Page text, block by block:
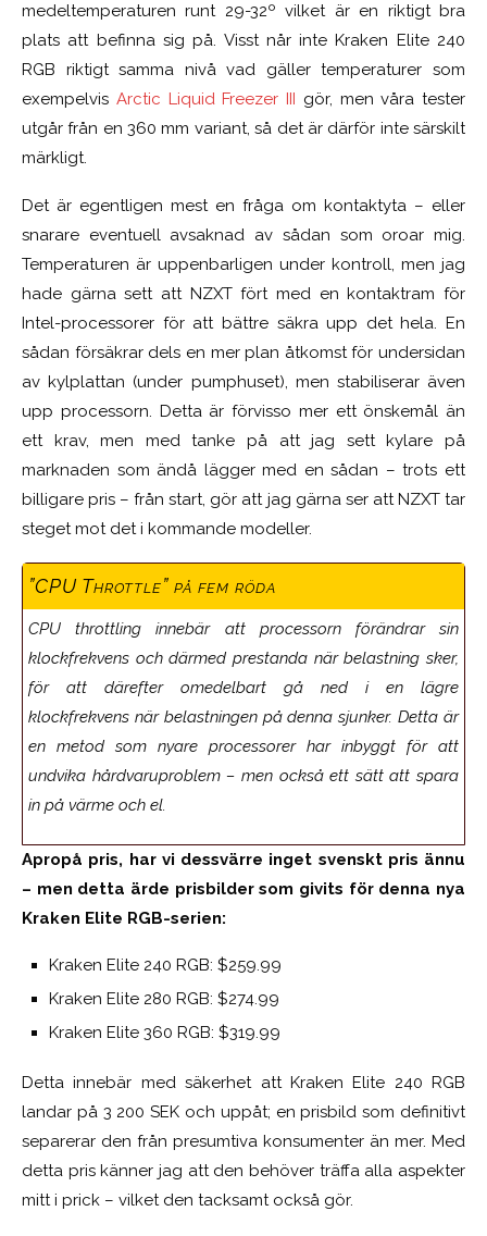
medeltemperaturen runt 29-32º vilket är en riktigt bra
plats att befinna sig på. Visst når inte Kraken Elite 240
RGB riktigt samma nivå vad gäller temperaturer som
exempelvis Arctic Liquid Freezer III gör, men våra tester
utgår från en 360 mm variant, så det är därför inte särskilt
märkligt.
Det är egentligen mest en fråga om kontaktyta – eller
snarare eventuell avsaknad av sådan som oroar mig.
Temperaturen är uppenbarligen under kontroll, men jag
hade gärna sett att NZXT fört med en kontaktram för
Intel-processorer för att bättre säkra upp det hela. En
sådan försäkrar dels en mer plan åtkomst för undersidan
av kylplattan (under pumphuset), men stabiliserar även
upp processorn. Detta är förvisso mer ett önskemål än
ett krav, men med tanke på att jag sett kylare på
marknaden som ändå lägger med en sådan – trots ett
billigare pris – från start, gör att jag gärna ser att NZXT tar
steget mot det i kommande modeller.
”CPU Throttle” på fem röda
CPU throttling innebär att processorn förändrar sin
klockfrekvens och därmed prestanda när belastning sker,
för att därefter omedelbart gå ned i en lägre
klockfrekvens när belastningen på denna sjunker. Detta är
en metod som nyare processorer har inbyggt för att
undvika hårdvaruproblem – men också ett sätt att spara
in på värme och el.
Apropå pris, har vi dessvärre inget svenskt pris ännu
– men detta ärde prisbilder som givits för denna nya
Kraken Elite RGB-serien:
Kraken Elite 240 RGB: $259.99
Kraken Elite 280 RGB: $274.99
Kraken Elite 360 RGB: $319.99
Detta innebär med säkerhet att Kraken Elite 240 RGB
landar på 3 200 SEK och uppåt; en prisbild som definitivt
separerar den från presumtiva konsumenter än mer. Med
detta pris känner jag att den behöver träffa alla aspekter
mitt i prick – vilket den tacksamt också gör.